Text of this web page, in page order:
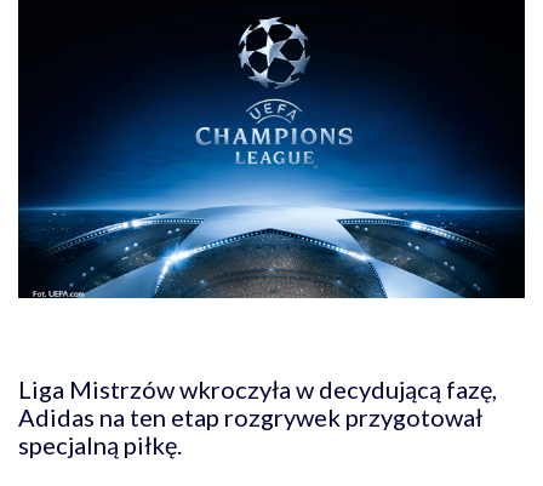
Liga Mistrzów wkroczyła w decydującą fazę,
Adidas na ten etap rozgrywek przygotował
specjalną piłkę.